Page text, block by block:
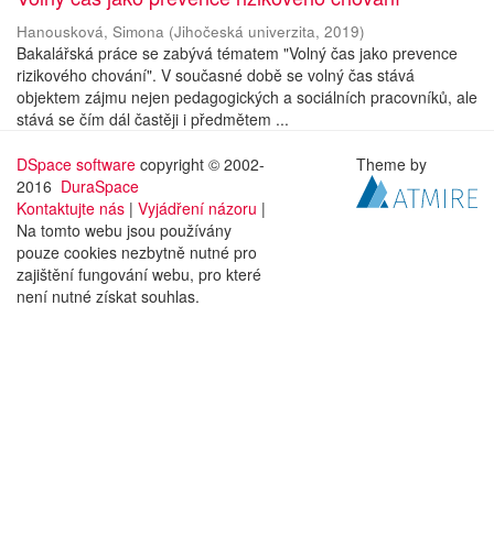
Hanousková, Simona (Jihočeská univerzita, 2019)
Bakalářská práce se zabývá tématem "Volný čas jako prevence
rizikového chování". V současné době se volný čas stává
objektem zájmu nejen pedagogických a sociálních pracovníků, ale
stává se čím dál častěji i předmětem ...
DSpace software copyright © 2002-
2016 DuraSpace
Kontaktujte nás | Vyjádření názoru |
Na tomto webu jsou používány
pouze cookies nezbytně nutné pro
zajištění fungování webu, pro které
není nutné získat souhlas.
Theme by